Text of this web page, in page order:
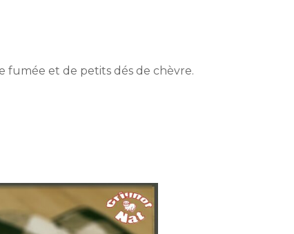
fumée et de petits dés de chèvre.